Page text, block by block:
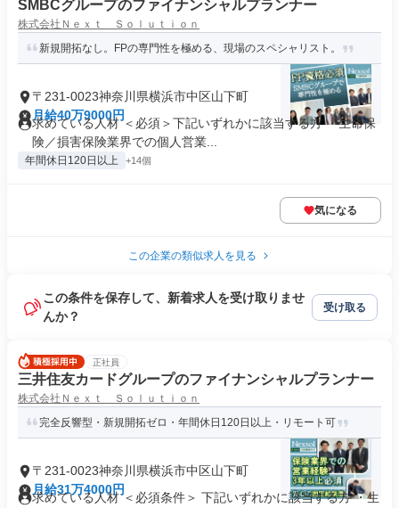
SMBCグループのファイナンシャルプランナー
株式会社Ｎｅｘｔ Ｓｏｌｕｔｉｏｎ
新規開拓なし。FPの専門性を極める、現場のスペシャリスト。
〒231-0023神奈川県横浜市中区山下町
月給40万9000円
求めている人材 ＜必須＞下記いずれかに該当する方 ・生命保
険／損害保険業界での個人営業...
年間休日120日以上 +14個
気になる
この企業の類似求人を見る
この条件を保存して、新着求人を受け取りませ
んか？
受け取る
正社員
三井住友カードグループのファイナンシャルプランナー
株式会社Ｎｅｘｔ Ｓｏｌｕｔｉｏｎ
完全反響型・新規開拓ゼロ・年間休日120日以上・リモート可
〒231-0023神奈川県横浜市中区山下町
月給31万4000円
求めている人材 ＜必須条件＞ 下記いずれかに該当する方 ・生